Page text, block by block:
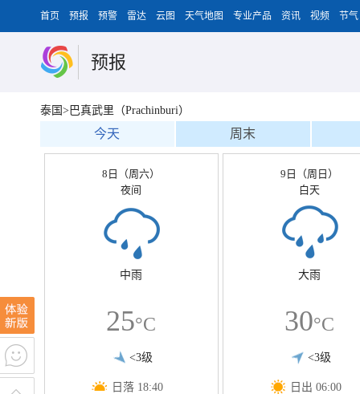
首页 预报 预警 雷达 云图 天气地图 专业产品 资讯 视频 节气
预报
泰国>巴真武里（Prachinburi）
今天 周末
8日（周六）
夜间
中雨
25°C
<3级
日落 18:40
9日（周日）
白天
大雨
30°C
<3级
日出 06:00